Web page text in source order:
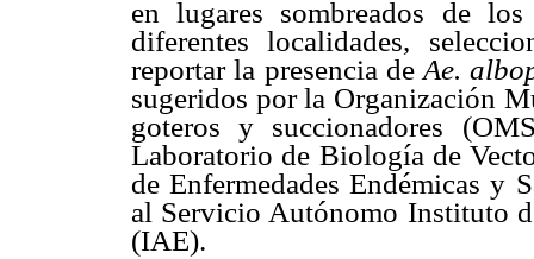
en lugares sombreados de
diferentes localidades,
reportar la presencia deAe.
sugeridos por la Organización
goteros y succionadores
Laboratorio de Biología de
de Enfermedades Endémicas y
al Servicio Autónomo Instituto
(IAE).